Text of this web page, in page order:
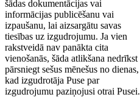
šādas dokumentācijas vai
informācijas publicēšanu vai
izpaušanu, lai aizsargātu savas
tiesības uz izgudrojumu. Ja vien
rakstveidā nav panākta cita
vienošanās, šāda atlikšana nedrīkst
pārsniegt sešus mēnešus no dienas,
kad izgudrotāja Puse par
izgudrojumu paziņojusi otrai Pusei.